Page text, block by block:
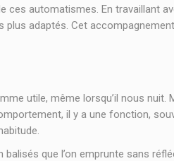
ces automatismes. En travaillant
plus adaptés. Cet
utile, même lorsqu’il nous nuit.
il y a une fonction,
que l’on emprunte sans